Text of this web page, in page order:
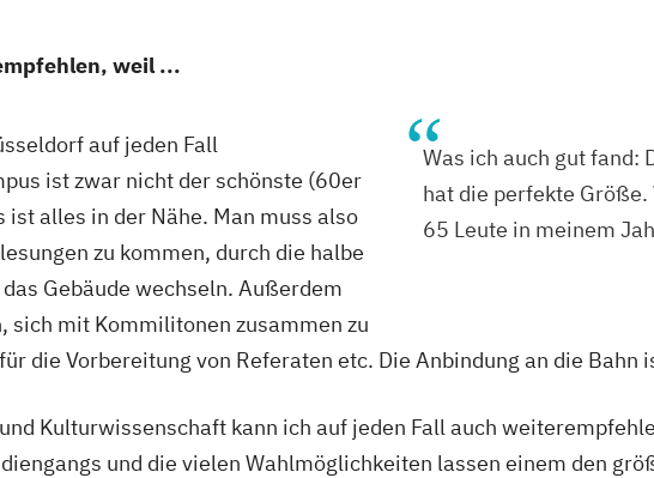
weil ...
Was ich auch gut fand:
hat die perfekte
65 Leute in meinem
auf jeden Fall
ist zwar nicht der schönste (60er
ist alles in der Nähe. Man muss also
zu kommen, durch die halbe
Gebäude wechseln. Außerdem
sich mit Kommilitonen zusammen zu
die Vorbereitung von Referaten etc. Die Anbindung an die Bahn
Kulturwissenschaft kann ich auf jeden Fall auch
und die vielen Wahlmöglichkeiten lassen einem den